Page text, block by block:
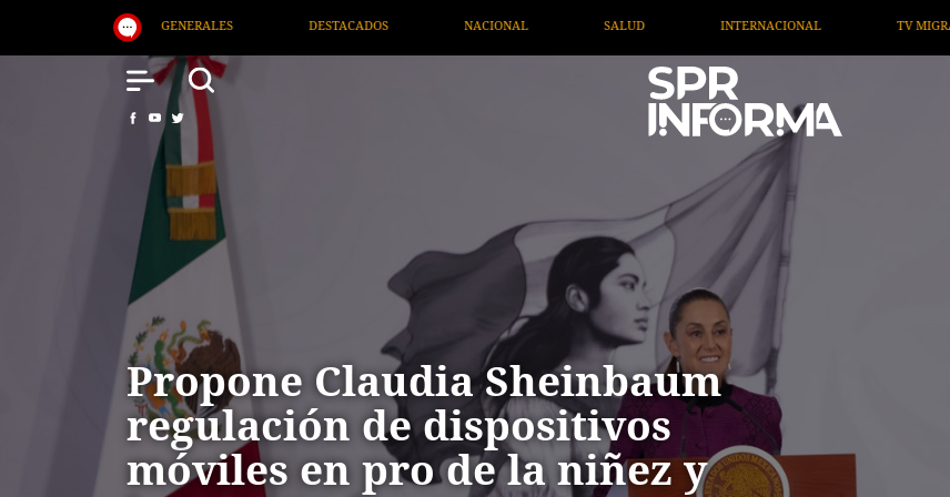
DESTACADOS NACIONAL SALUD INTERNACIONAL TV MIGRANTE INFORMA OPINIÓN
Propone Claudia Sheinbaum
regulación de dispositivos
móviles en pro de la niñez y